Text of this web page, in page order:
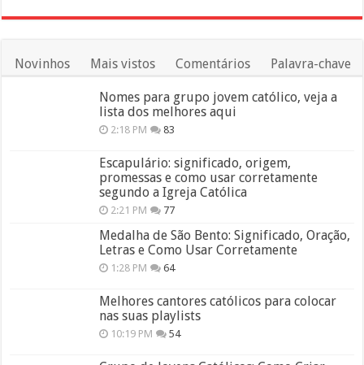
Novinhos Mais vistos Comentários Palavra-chave
Nomes para grupo jovem católico, veja a
lista dos melhores aqui
2:18 PM 83
Escapulário: significado, origem,
promessas e como usar corretamente
segundo a Igreja Católica
2:21 PM 77
Medalha de São Bento: Significado, Oração,
Letras e Como Usar Corretamente
1:28 PM 64
Melhores cantores católicos para colocar
nas suas playlists
10:19 PM 54